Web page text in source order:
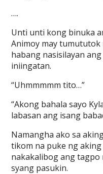
….
Unti unti kong binuka
Animoy may
habang nasisilayan
iniingatan.
“Uhmmmmm tito…”
“Akong bahala sayo
labasan ang isang
Namangha ako sa
tikom na puke ng
nakakalibog ang
syang pasukin.